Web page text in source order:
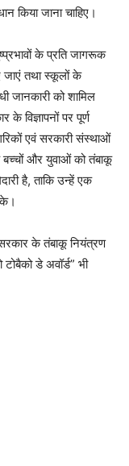
किया जाना चाहिए।
के प्रति जागरूक
तथा स्कूलों के
जानकारी को शामिल
के विज्ञापनों पर पूर्ण
एवं सरकारी संस्थाओं
बच्चों और युवाओं को तंबाकू
है, ताकि उन्हें एक
के तंबाकू नियंत्रण
डे अवॉर्ड” भी